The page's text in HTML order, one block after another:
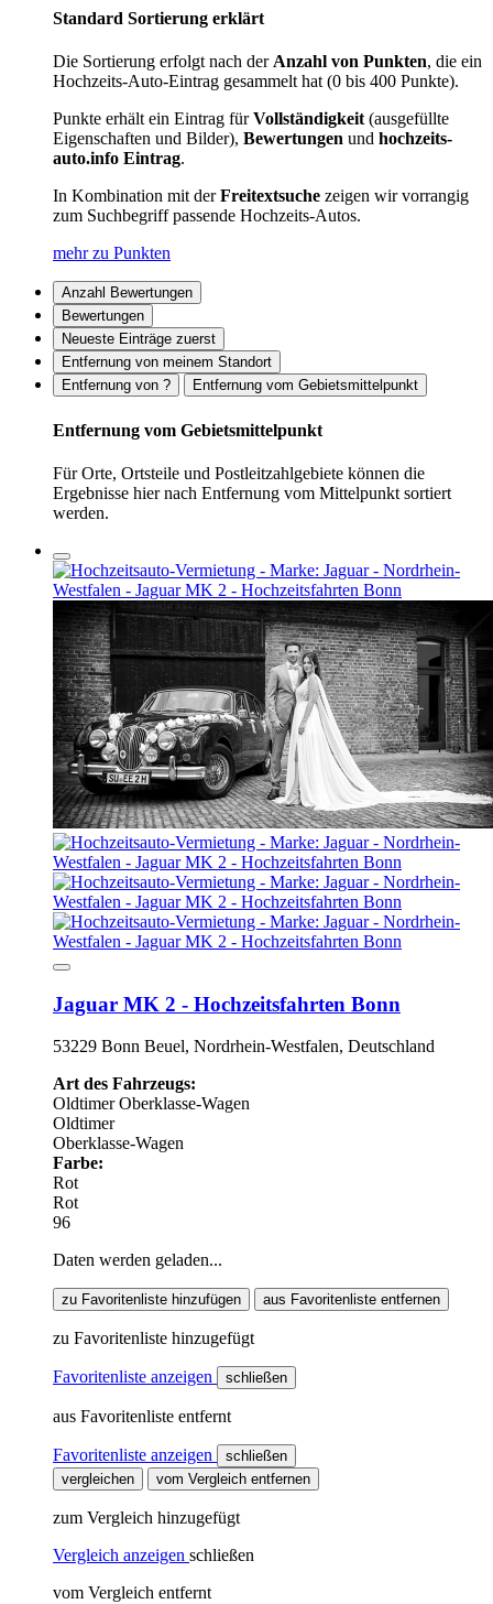
Standard Sortierung erklärt
Die Sortierung erfolgt nach derAnzahl von Punkten, die ein
Hochzeits-Auto-Eintrag gesammelt hat (0 bis 400 Punkte).
Punkte erhält ein Eintrag fürVollständigkeit(ausgefüllte
Eigenschaften und Bilder), Bewertungen und hochzeits-
auto.info Eintrag.
In Kombination mit derFreitextsuche zeigen wir vorrangig
zum Suchbegriff passende Hochzeits-Autos.
mehr zu Punkten
Anzahl Bewertungen
Bewertungen
Neueste Einträge zuerst
Entfernung von meinem Standort
Entfernung von ?
Entfernung vom Gebietsmittelpunkt
Entfernung vom Gebietsmittelpunkt
Für Orte, Ortsteile und Postleitzahlgebiete können die
Ergebnisse hier nach Entfernung vom Mittelpunkt sortiert
werden.
Jaguar MK 2 - Hochzeitsfahrten Bonn
53229 Bonn Beuel, Nordrhein-Westfalen, Deutschland
Art des Fahrzeugs:
OldtimerOberklasse-Wagen
Oldtimer
Oberklasse-Wagen
Farbe:
Rot
Rot
96
Daten werden geladen...
zu Favoritenliste hinzufügen aus Favoritenliste entfernen
zu Favoritenliste hinzugefügt
Favoritenliste anzeigen schließen
aus Favoritenliste entfernt
Favoritenliste anzeigen
schließen
vergleichen
vom Vergleich entfernen
zum Vergleich hinzugefügt
Vergleich anzeigen schließen
vom Vergleich entfernt